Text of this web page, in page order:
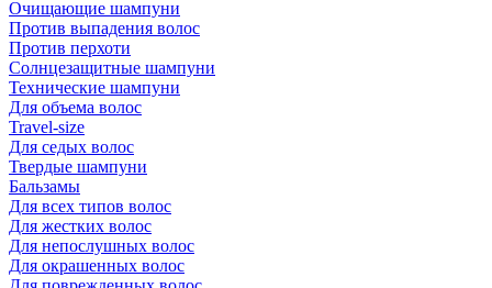
Очищающие шампуни
Против выпадения волос
Против перхоти
Солнцезащитные шампуни
Технические шампуни
Для объема волос
Travel-size
Для седых волос
Твердые шампуни
Бальзамы
Для всех типов волос
Для жестких волос
Для непослушных волос
Для окрашенных волос